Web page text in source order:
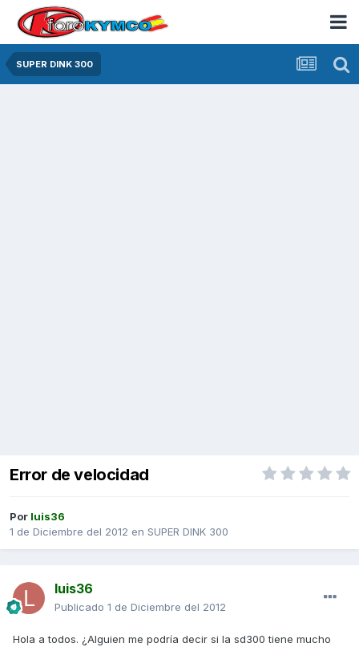
SUPER DINK 300
Error de velocidad
Por luis36
1 de Diciembre del 2012 en SUPER DINK 300
luis36
Publicado 1 de Diciembre del 2012
Hola a todos. ¿Alguien me podría decir si la sd300 tiene mucho